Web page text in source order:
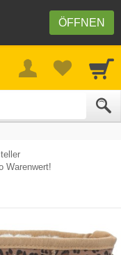
ÖFFNEN
Warenwert!